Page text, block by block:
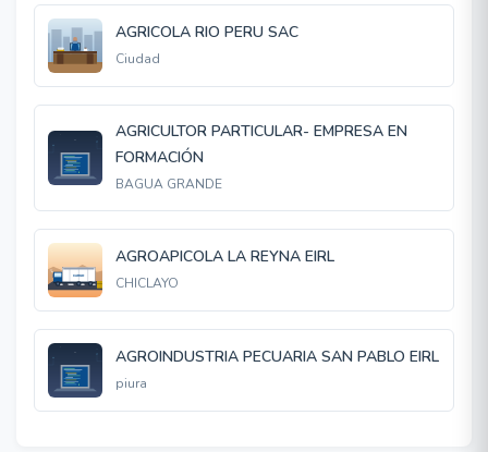
AGRICOLA RIO PERU SAC
Ciudad
AGRICULTOR PARTICULAR- EMPRESA EN
FORMACIÓN
BAGUA GRANDE
AGROAPICOLA LA REYNA EIRL
CHICLAYO
AGROINDUSTRIA PECUARIA SAN PABLO EIRL
piura